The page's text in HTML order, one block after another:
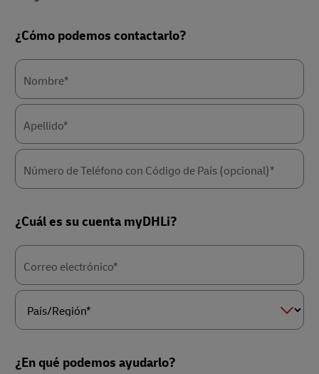
¿Cómo podemos contactarlo?
Nombre*
Apellido*
Número de Teléfono con Código de País (opcional)*
¿Cuál es su cuenta myDHLi?
Correo electrónico*
¿En qué podemos ayudarlo?
Forms
Summary